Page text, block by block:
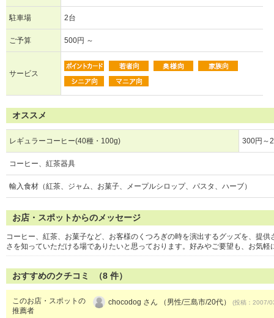
駐車場 2台
ご予算 500円 ～
サービス
オススメ
レギュラーコーヒー(40種・100g) 300円～
コーヒー、紅茶器具
輸入食材（紅茶、ジャム、お菓子、メープルシロップ、パスタ、ハーブ）
お店・スポットからのメッセージ
コーヒー、紅茶、お菓子など、お客様のくつろぎの時を演出するグッズを、提
さを知っていただける場でありたいと思っております。好みやご要望も、お気軽
おすすめのクチコミ （8 件）
このお店・スポットの
推薦者
chocodog さん （男性/三島市/20代） (投稿：2007/